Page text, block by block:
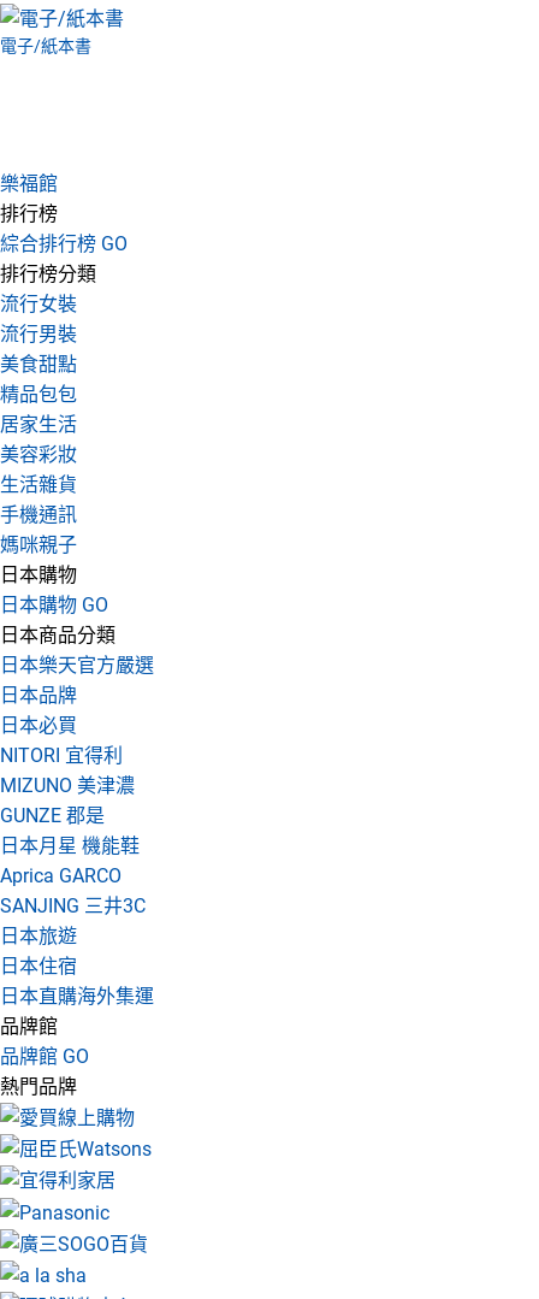
電子/紙本書
樂福館
排行榜
綜合排行榜 GO
排行榜分類
流行女裝
流行男裝
美食甜點
精品包包
居家生活
美容彩妝
生活雜貨
手機通訊
媽咪親子
日本購物
日本購物 GO
日本商品分類
日本樂天官方嚴選
日本品牌
日本必買
NITORI 宜得利
MIZUNO 美津濃
GUNZE 郡是
日本月星 機能鞋
Aprica GARCO
SANJING 三井3C
日本旅遊
日本住宿
日本直購海外集運
品牌館
品牌館 GO
熱門品牌